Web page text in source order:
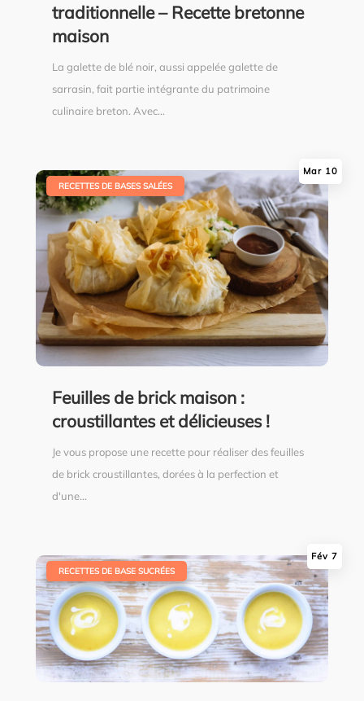
traditionnelle – Recette bretonne
maison
La galette de blé noir, aussi appelée galette de
sarrasin, fait partie intégrante du patrimoine
culinaire breton. Avec...
Feuilles de brick maison :
croustillantes et délicieuses !
Mar 10
RECETTES DE BASES SALÉES
Je vous propose une recette pour réaliser des feuilles
de brick croustillantes, dorées à la perfection et
d'une...
Fév 7
RECETTES DE BASE SUCRÉES